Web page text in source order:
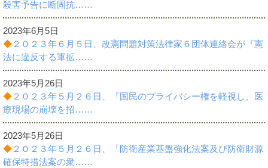
殺害予告に断固抗……
2023年6月5日
◆２０２３年６月５日、改憲問題対策法律家６団体連絡会が『憲
法に違反する軍拡……
2023年5月26日
◆２０２３年５月２６日、『国民のプライバシー権を軽視し、医
療現場の崩壊を招……
2023年5月26日
◆２０２３年５月２６日、「防衛産業基盤強化法案及び防衛財源
確保特措法案の衆……